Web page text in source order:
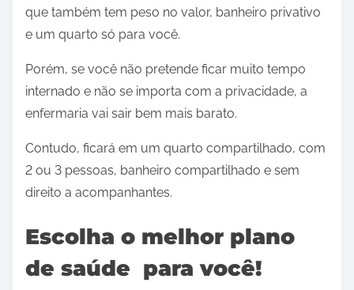
que também tem peso no valor, banheiro privativo
e um quarto só para você.
Porém, se você não pretende ficar muito tempo
internado e não se importa com a privacidade, a
enfermaria vai sair bem mais barato.
Contudo, ficará em um quarto compartilhado, com
2 ou 3 pessoas, banheiro compartilhado e sem
direito a acompanhantes.
Escolha o melhor plano
de saúde para você!